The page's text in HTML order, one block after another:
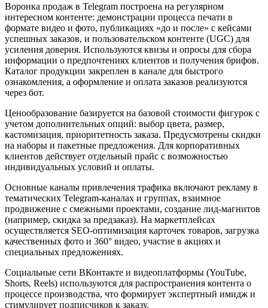
Воронка продаж в Telegram построена на регулярном
интересном контенте: демонстрации процесса печати в
формате видео и фото, публикациях «до и после» с кейсами
успешных заказов, и пользовательском контенте (UGC) для
усиления доверия. Используются квизы и опросы для сбора
информации о предпочтениях клиентов и получения брифов.
Каталог продукции закреплен в канале для быстрого
ознакомления, а оформление и оплата заказов реализуются
через бот.
Ценообразование базируется на базовой стоимости фигурок с
учетом дополнительных опций: выбор цвета, размер,
кастомизация, приоритетность заказа. Предусмотрены скидки
на наборы и пакетные предложения. Для корпоративных
клиентов действует отдельный прайс с возможностью
индивидуальных условий и оплаты.
Основные каналы привлечения трафика включают рекламу в
тематических Telegram-каналах и группах, взаимное
продвижение с смежными проектами, создание лид-магнитов
(например, скидка за предзаказ). На маркетплейсах
осуществляется SEO-оптимизация карточек товаров, загрузка
качественных фото и 360° видео, участие в акциях и
специальных предложениях.
Социальные сети ВКонтакте и видеоплатформы (YouTube,
Shorts, Reels) используются для распространения контента о
процессе производства, что формирует экспертный имидж и
стимулирует подписчиков к заказу.